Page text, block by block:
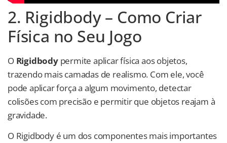
2. Rigidbody – Como Criar
Física no Seu Jogo
O Rigidbodypermite aplicar física aos objetos,
trazendo mais camadas de realismo. Com ele, você
pode aplicar força a algum movimento, detectar
colisões com precisão e permitir que objetos reajam à
gravidade.
O Rigidbody é um dos componentes mais importantes